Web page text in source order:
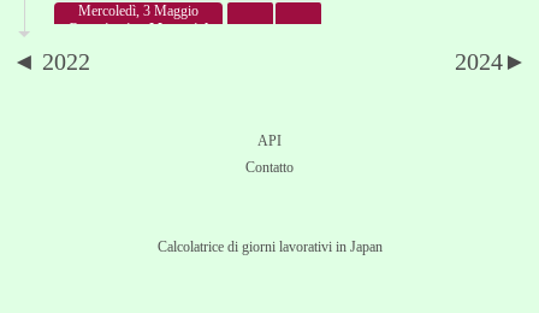
Mercoledì, 3 Maggio
Constitution Memorial
Giovedi, 4 Maggio
Lunedi, 18 Settembre
◄ 2022 2024►
API
Contatto
Calcolatrice di giorni lavorativi in Japan